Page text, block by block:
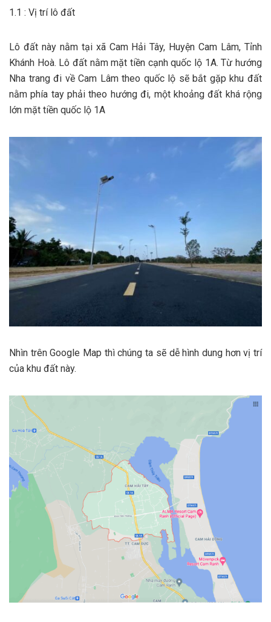
1.1 : Vị trí lô đất
Lô đất này nằm tại xã Cam Hải Tây, Huyện Cam Lâm, Tỉnh
Khánh Hoà. Lô đất nằm mặt tiền cạnh quốc lộ 1A. Từ hướng
Nha trang đi về Cam Lâm theo quốc lộ sẽ bắt gặp khu đất
nằm phía tay phải theo hướng đi, một khoảng đất khá rộng
lớn mặt tiền quốc lộ 1A
Nhìn trên Google Map thì chúng ta sẽ dễ hình dung hơn vị trí
của khu đất này.